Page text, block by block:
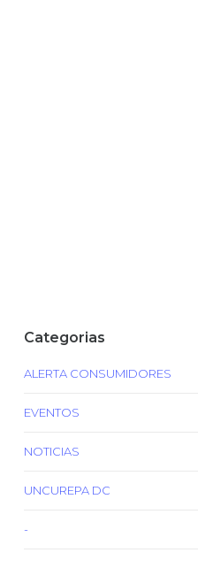
Categorias
ALERTA CONSUMIDORES
EVENTOS
NOTICIAS
UNCUREPA DC
-